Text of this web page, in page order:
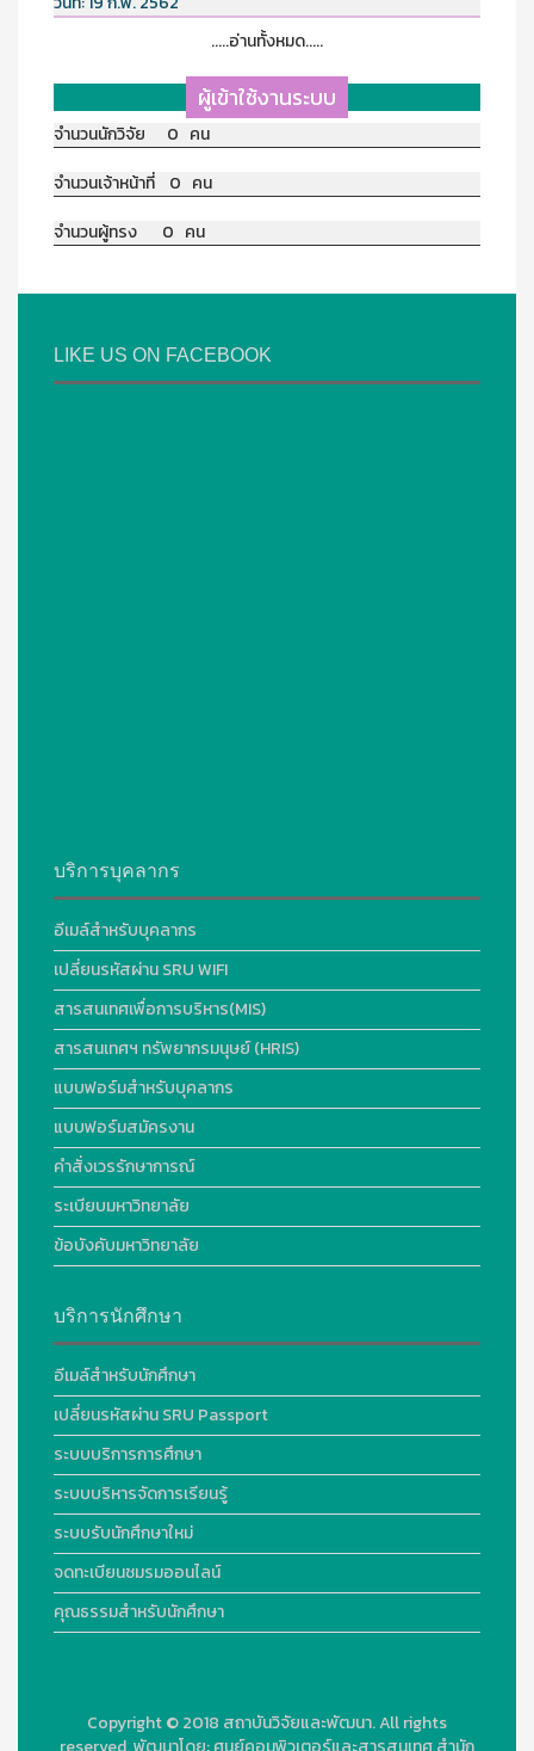
.....อ่านทั้งหมด.....
ผู้เข้าใช้งานระบบ
จำนวนนักวิจัย 0 คน
จำนวนเจ้าหน้าที่ 0 คน
จำนวนผู้ทรง 0 คน
LIKE US ON FACEBOOK
บริการบุคลากร
อีเมล์สำหรับบุคลากร
เปลี่ยนรหัสผ่าน SRU WIFI
สารสนเทศเพื่อการบริหาร(MIS)
สารสนเทศฯ ทรัพยากรมนุษย์ (HRIS)
แบบฟอร์มสำหรับบุคลากร
แบบฟอร์มสมัครงาน
คำสั่งเวรรักษาการณ์
ระเบียบมหาวิทยาลัย
ข้อบังคับมหาวิทยาลัย
บริการนักศึกษา
อีเมล์สำหรับนักศึกษา
เปลี่ยนรหัสผ่าน SRU Passport
ระบบบริการการศึกษา
ระบบบริหารจัดการเรียนรู้
ระบบรับนักศึกษาใหม่
จดทะเบียนชมรมออนไลน์
คุณธรรมสำหรับนักศึกษา
Copyright © 2018 สถาบันวิจัยและพัฒนา. All rights